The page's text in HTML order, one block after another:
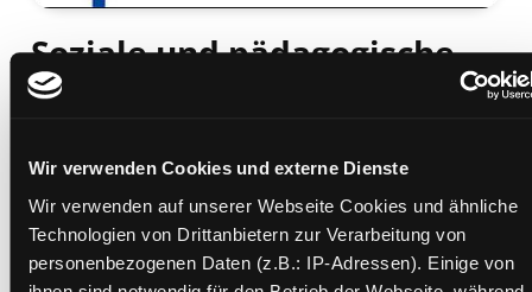
Wir verwenden Cookies und externe Dienste
Wir verwenden auf unserer Webseite Cookies und ähnliche
Technologien von Drittanbietern zur Verarbeitung von
personenbezogenen Daten (z.B.: IP-Adressen). Einige von
Soziale und pädagogische
Arbeit bei Traumatisierung
Verfasser:Suche nach diesem Verfasser
Scherwath, Corinna (Verfasser);
Sibylle (Verfasser)
Beschreibung ein-/ausblenden